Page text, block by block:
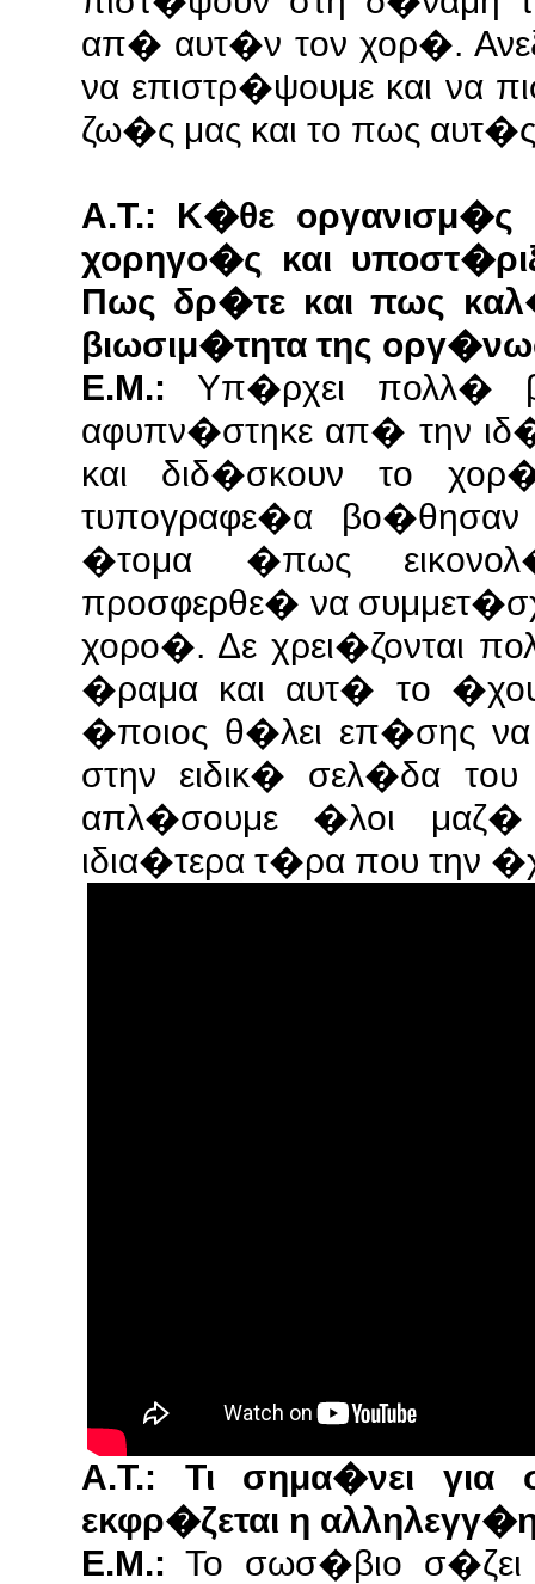
απ� αυτ�ν τον χορ�.
να επιστρ�ψουμε και να
ζω�ς μας και το πως
Α.Τ.: Κ�θε οργανισμ�ς
χορηγο�ς και
Πως δρ�τε και πως
βιωσιμ�τητα της
Ε.Μ.: Υπ�ρχει πολλ�
αφυπν�στηκε απ� την
και διδ�σκουν το
τυπογραφε�α
�τομα �πως
προσφερθε� να
χορο�. Δε χρει�ζονται
�ραμα και αυτ� το
�ποιος θ�λει επ�σης
στην ειδικ� σελ�δα
απλ�σουμε �λοι
ιδια�τερα τ�ρα που την
Α.Τ.: Τι σημα�νει
εκφρ�ζεται η
Ε.Μ.: Το σωσ�βιο